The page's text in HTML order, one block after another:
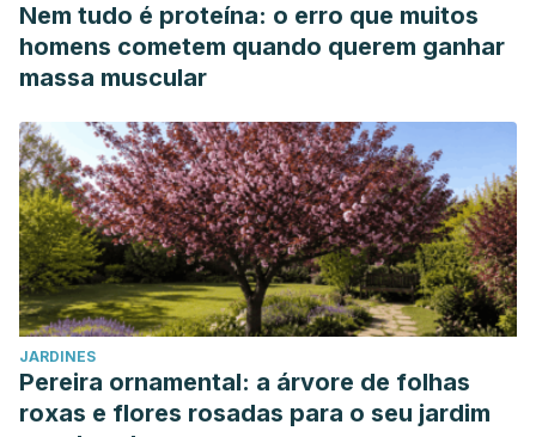
Nem tudo é proteína: o erro que muitos
homens cometem quando querem ganhar
massa muscular
JARDINES
Pereira ornamental: a árvore de folhas
roxas e flores rosadas para o seu jardim